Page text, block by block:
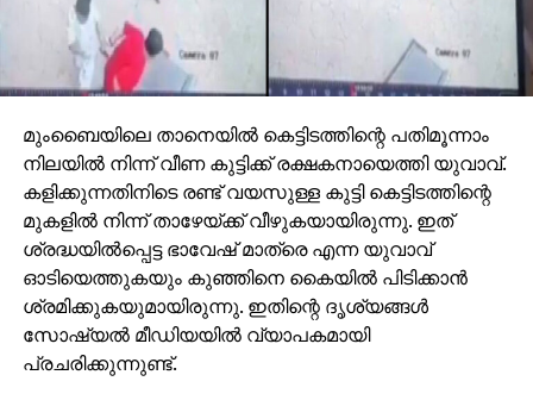
മുംബൈയിലെ താനെയില്‍ കെട്ടിടത്തിന്റെ പതിമൂന്നാം
നിലയില്‍ നിന്ന് വീണ കുട്ടിക്ക് രക്ഷകനായെത്തി യുവാവ്.
കളിക്കുന്നതിനിടെ രണ്ട് വയസുള്ള കുട്ടി കെട്ടിടത്തിന്റെ
മുകളില്‍ നിന്ന് താഴേയ്ക്ക് വീഴുകയായിരുന്നു. ഇത്
ശ്രദ്ധയില്‍പ്പെട്ട ഭാവേഷ് മാത്രെ എന്ന യുവാവ്
ഓടിയെത്തുകയും കുഞ്ഞിനെ കൈയില്‍ പിടിക്കാന്‍
ശ്രമിക്കുകയുമായിരുന്നു. ഇതിന്റെ ദൃശ്യങ്ങള്‍
സോഷ്യല്‍ മീഡിയയില്‍ വ്യാപകമായി
പ്രചരിക്കുന്നുണ്ട്.